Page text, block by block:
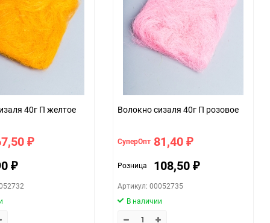
Волокно сизаля 40г П желтое
₽
₽
Волокно сизаля 40г П розовое
СуперОпт 81,40 ₽
Розница 108,50 ₽
Артикул: 00052735
В наличии